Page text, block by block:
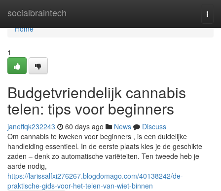
socialbraintech
Home
Home
1
Budgetvriendelijk cannabis
telen: tips voor beginners
janeffqk232243 60 days ago News
Discuss
Om cannabis te kweken voor beginners , is een duidelijke
handleiding essentieel. In de eerste plaats kies je de geschikte
zaden – denk zo automatische variëteiten. Ten tweede heb je
aarde nodig,
https://larissalfxi276267.blogdomago.com/40138242/de-
praktische-gids-voor-het-telen-van-wiet-binnen